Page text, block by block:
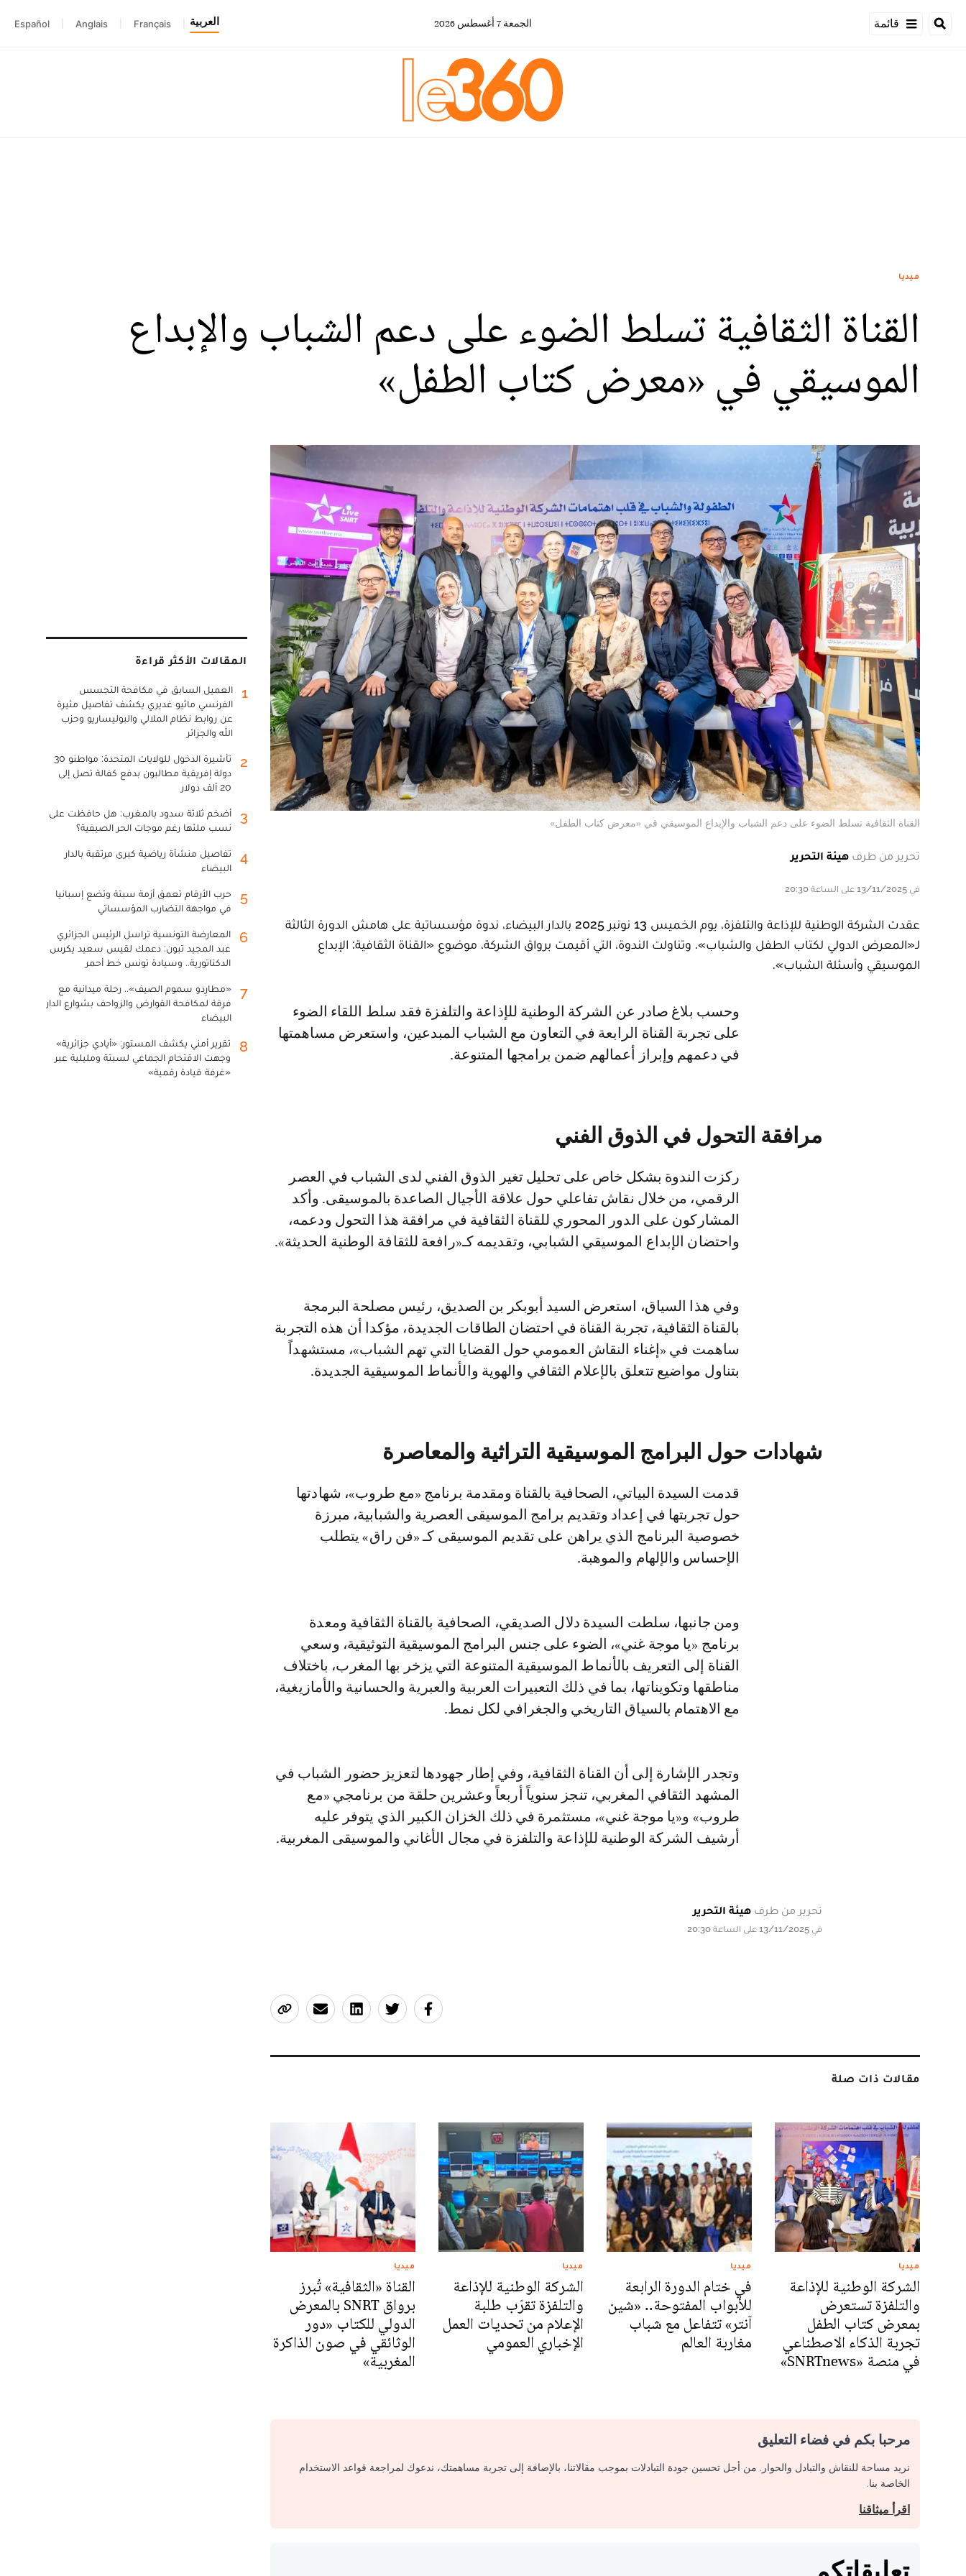
قائمة الجمعة 7 أغسطس 2026 العربية Français
Anglais
Español
ميديا
القناة الثقافية تسلط الضوء على دعم الشباب والإبداع
الموسيقي في «معرض كتاب الطفل»
القناة الثقافية تسلط الضوء على دعم الشباب والإبداع الموسيقي في «معرض كتاب الطفل»
تحرير من طرف هيئة التحرير
في 13/11/2025 على الساعة 20:30
عقدت الشركة الوطنية للإذاعة والتلفزة، يوم الخميس 13 نونبر 2025 بالدار البيضاء، ندوة مؤسساتية على هامش الدورة الثالثة
لـ«المعرض الدولي لكتاب الطفل والشباب». وتناولت الندوة، التي أقيمت برواق الشركة، موضوع «القناة الثقافية: الإبداع
الموسيقي وأسئلة الشباب».
وحسب بلاغ صادر عن الشركة الوطنية للإذاعة والتلفزة فقد سلط اللقاء الضوء
على تجربة القناة الرابعة في التعاون مع الشباب المبدعين، واستعرض مساهمتها
في دعمهم وإبراز أعمالهم ضمن برامجها المتنوعة.
مرافقة التحول في الذوق الفني
ركزت الندوة بشكل خاص على تحليل تغير الذوق الفني لدى الشباب في العصر
الرقمي، من خلال نقاش تفاعلي حول علاقة الأجيال الصاعدة بالموسيقى. وأكد
المشاركون على الدور المحوري للقناة الثقافية في مرافقة هذا التحول ودعمه،
واحتضان الإبداع الموسيقي الشبابي، وتقديمه كـ«رافعة للثقافة الوطنية الحديثة».
وفي هذا السياق، استعرض السيد أبوبكر بن الصديق، رئيس مصلحة البرمجة
بالقناة الثقافية، تجربة القناة في احتضان الطاقات الجديدة، مؤكدا أن هذه التجربة
ساهمت في «إغناء النقاش العمومي حول القضايا التي تهم الشباب»، مستشهداً
بتناول مواضيع تتعلق بالإعلام الثقافي والهوية والأنماط الموسيقية الجديدة.
شهادات حول البرامج الموسيقية التراثية والمعاصرة
قدمت السيدة البياتي، الصحافية بالقناة ومقدمة برنامج «مع طروب»، شهادتها
حول تجربتها في إعداد وتقديم برامج الموسيقى العصرية والشبابية، مبرزة
خصوصية البرنامج الذي يراهن على تقديم الموسيقى كـ «فن راق» يتطلب
الإحساس والإلهام والموهبة.
ومن جانبها، سلطت السيدة دلال الصديقي، الصحافية بالقناة الثقافية ومعدة
برنامج «يا موجة غني»، الضوء على جنس البرامج الموسيقية التوثيقية، وسعي
القناة إلى التعريف بالأنماط الموسيقية المتنوعة التي يزخر بها المغرب، باختلاف
مناطقها وتكويناتها، بما في ذلك التعبيرات العربية والعبرية والحسانية والأمازيغية،
مع الاهتمام بالسياق التاريخي والجغرافي لكل نمط.
وتجدر الإشارة إلى أن القناة الثقافية، وفي إطار جهودها لتعزيز حضور الشباب في
المشهد الثقافي المغربي، تنجز سنوياً أربعاً وعشرين حلقة من برنامجي «مع
طروب» و«يا موجة غني»، مستثمرة في ذلك الخزان الكبير الذي يتوفر عليه
أرشيف الشركة الوطنية للإذاعة والتلفزة في مجال الأغاني والموسيقى المغربية.
تحرير من طرف هيئة التحرير
في 13/11/2025 على الساعة 20:30
مقالات ذات صلة
ميديا
الشركة الوطنية للإذاعة
والتلفزة تستعرض
بمعرض كتاب الطفل
تجربة الذكاء الاصطناعي
في منصة «SNRTnews»
ميديا
في ختام الدورة الرابعة
للأبواب المفتوحة.. «شين
آنتر» تتفاعل مع شباب
مغاربة العالم
ميديا
الشركة الوطنية للإذاعة
والتلفزة تقرّب طلبة
الإعلام من تحديات العمل
الإخباري العمومي
ميديا
القناة «الثقافية» تُبرز
برواق SNRT بالمعرض
الدولي للكتاب «دور
الوثائقي في صون الذاكرة
المغربية»
مرحبا بكم في فضاء التعليق
نريد مساحة للنقاش والتبادل والحوار. من أجل تحسين جودة التبادلات بموجب مقالاتنا، بالإضافة إلى تجربة مساهمتك، ندعوك لمراجعة قواعد الاستخدام
الخاصة بنا.
اقرأ ميثاقنا
المقالات الأكثر قراءة
1
العميل السابق في مكافحة التجسس
الفرنسي ماثيو غديري يكشف تفاصيل مثيرة
عن روابط نظام الملالي والبوليساريو وحزب
الله والجزائر
2
تأشيرة الدخول للولايات المتحدة: مواطنو 30
دولة إفريقية مطالبون بدفع كفالة تصل إلى
20 ألف دولار
3
أضخم ثلاثة سدود بالمغرب: هل حافظت على
نسب ملئها رغم موجات الحر الصيفية؟
4
تفاصيل منشأة رياضية كبرى مرتقبة بالدار
البيضاء
5
حرب الأرقام تعمق أزمة سبتة وتضع إسبانيا
في مواجهة التضارب المؤسساتي
6
المعارضة التونسية تراسل الرئيس الجزائري
عبد المجيد تبون: دعمك لقيس سعيد يكرس
الدكتاتورية.. وسيادة تونس خط أحمر
7
«مطارِدو سموم الصيف».. رحلة ميدانية مع
فرقة لمكافحة القوارض والزواحف بشوارع الدار
البيضاء
8
تقرير أمني يكشف المستور: «أيادي جزائرية»
وجهت الاقتحام الجماعي لسبتة ومليلية عبر
«غرفة قيادة رقمية»